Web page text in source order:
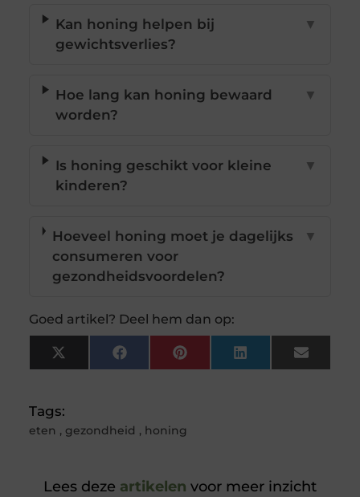
Kan honing helpen bij
gewichtsverlies?
▼
Hoe lang kan honing bewaard
worden?
▼
Is honing geschikt voor kleine
kinderen?
▼
Hoeveel honing moet je dagelijks
consumeren voor
gezondheidsvoordelen?
▼
Goed artikel? Deel hem dan op:
X
(Twitter)
FacebookPinterestLinkedInEmail
Tags:
eten , gezondheid , honing
Lees deze artikelen voor meer inzicht